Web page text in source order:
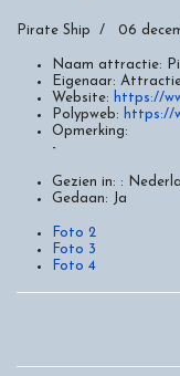
Pirate Ship 06
Naam attractie:
Eigenaar:
Website: https://
Polypweb: https://
Opmerking:
-
Gezien in: :
Gedaan: Ja
Foto 2
Foto 3
Foto 4